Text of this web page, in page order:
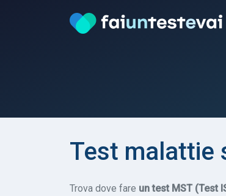
Test malattie
Trova dove fare un test MST (Test